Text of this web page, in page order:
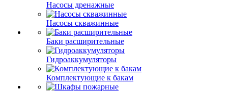
Насосы дренажные
Насосы скважинные
Баки расширительные
Гидроаккумуляторы
Комплектующие к бакам